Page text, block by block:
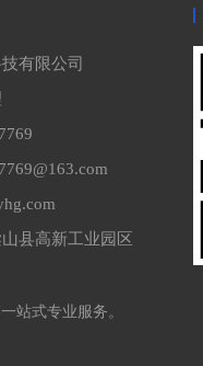
有限公司
县高新工业园区
站式专业服务。